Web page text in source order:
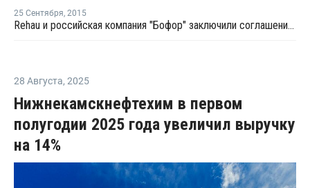
25 Сентября, 2015
Rehau и российская компания "Бофор" заключили соглашение о сотрудничестве
28 Августа, 2025
Нижнекамскнефтехим в первом
полугодии 2025 года увеличил выручку
на 14%